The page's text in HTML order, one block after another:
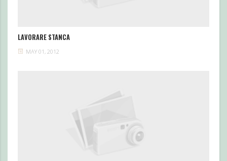
LAVORARE STANCA
MAY 01, 2012